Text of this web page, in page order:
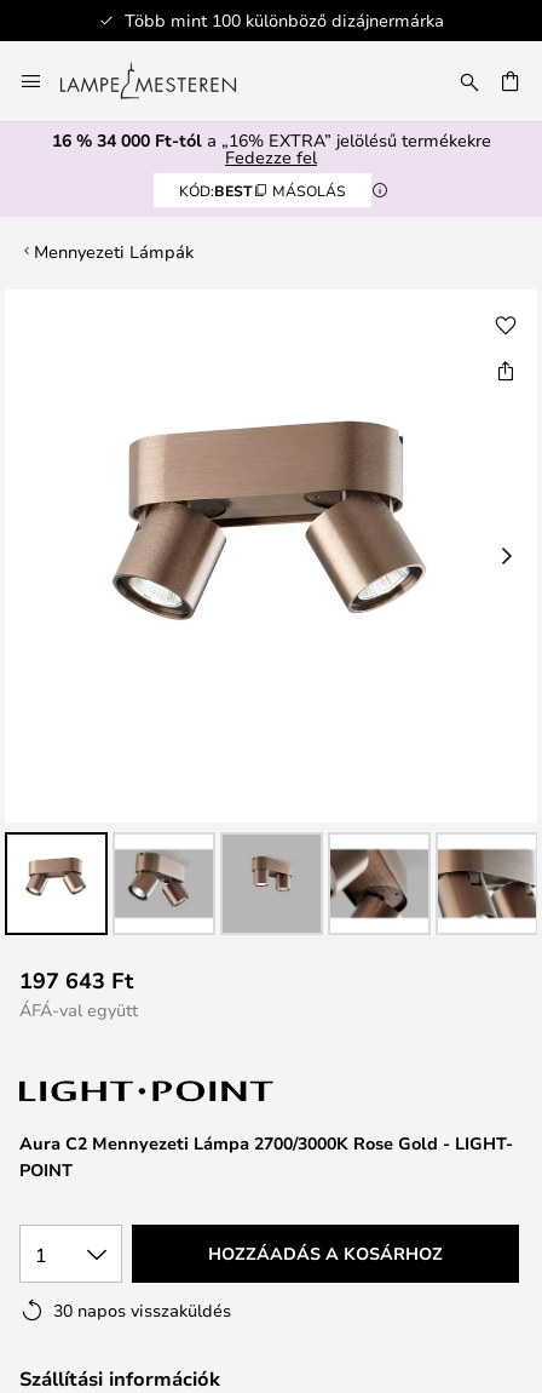
Több mint 100 különböző dizájnermárka
a
tartalomhoz
16 % 34 000 Ft-tóla „16% EXTRA” jelölésű termékekre
Fedezze fel
KÓD:BEST MÁSOLÁS
Mennyezeti Lámpák
képgaléria
Aura C2 Mennyezeti Lámpa 2700/3000K Rose Gold - LIGHT-
POINT
197 643 Ft
ÁFÁ-val együtt
1 HOZZÁADÁS A KOSÁRHOZ
30 napos visszaküldés
Szállítási információk